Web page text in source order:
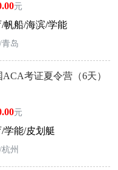
元
帆船/海滨/学能
岛
ACA考证夏令营（6天）
元
学能/皮划艇
州